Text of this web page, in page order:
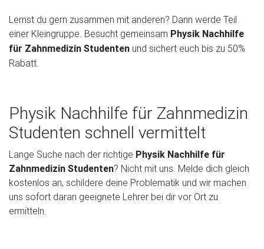
Lernst du gern zusammen mit anderen? Dann werde Teil
einer Kleingruppe. Besucht gemeinsam Physik Nachhilfe
für Zahnmedizin Studenten und sichert euch bis zu 50%
Rabatt.
Physik Nachhilfe für Zahnmedizin
Studenten schnell vermittelt
Lange Suche nach der richtige Physik Nachhilfe für
Zahnmedizin Studenten? Nicht mit uns. Melde dich gleich
kostenlos an, schildere deine Problematik und wir machen
uns sofort daran geeignete Lehrer bei dir vor Ort zu
ermitteln.